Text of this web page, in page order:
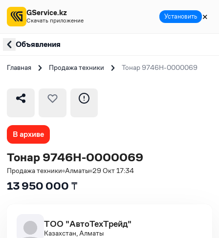
Объявления
Главная Продажа техники Тонар 9746Н-0000069
В архиве
Тонар 9746Н-0000069
Продажа техники Алматы 29 Окт 17:34
13 950 000 ₸
ТОО "АвтоТехТрейд"
Казахстан, Алматы
GService.kz
Скачать приложение Установить ✕